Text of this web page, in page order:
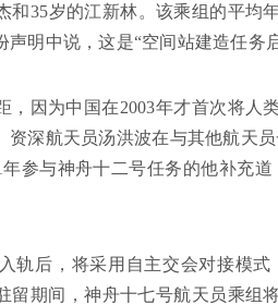
和35岁的江新林。该乘组的平均
明中说，这是“空间站建造任务
，因为中国在2003年才首次将人
资深航天员汤洪波在与其他航天
参与神舟十二号任务的他补充
轨后，将采用自主交会对接模
留期间，神舟十七号航天员乘组